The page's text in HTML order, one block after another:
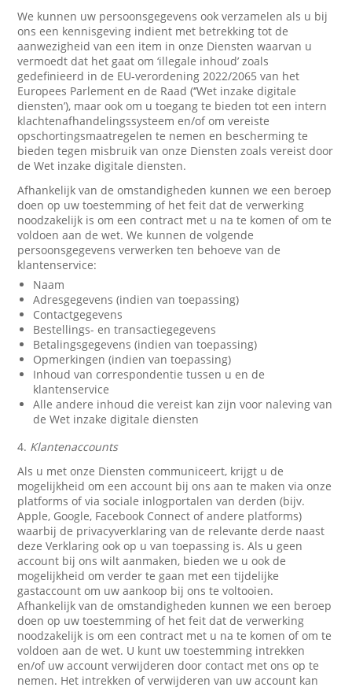
We kunnen uw persoonsgegevens ook verzamelen als u bij
ons een kennisgeving indient met betrekking tot de
aanwezigheid van een item in onze Diensten waarvan u
vermoedt dat het gaat om ‘illegale inhoud’ zoals
gedefinieerd in de EU-verordening 2022/2065 van het
Europees Parlement en de Raad (‘’Wet inzake digitale
diensten’), maar ook om u toegang te bieden tot een intern
klachtenafhandelingssysteem en/of om vereiste
opschortingsmaatregelen te nemen en bescherming te
bieden tegen misbruik van onze Diensten zoals vereist door
de Wet inzake digitale diensten.
Afhankelijk van de omstandigheden kunnen we een beroep
doen op uw toestemming of het feit dat de verwerking
noodzakelijk is om een contract met u na te komen of om te
voldoen aan de wet. We kunnen de volgende
persoonsgegevens verwerken ten behoeve van de
klantenservice:
Naam
Adresgegevens (indien van toepassing)
Contactgegevens
Bestellings- en transactiegegevens
Betalingsgegevens (indien van toepassing)
Opmerkingen (indien van toepassing)
Inhoud van correspondentie tussen u en de
klantenservice
Alle andere inhoud die vereist kan zijn voor naleving van
de Wet inzake digitale diensten
4. Klantenaccounts
Als u met onze Diensten communiceert, krijgt u de
mogelijkheid om een account bij ons aan te maken via onze
platforms of via sociale inlogportalen van derden (bijv.
Apple, Google, Facebook Connect of andere platforms)
waarbij de privacyverklaring van de relevante derde naast
deze Verklaring ook op u van toepassing is. Als u geen
account bij ons wilt aanmaken, bieden we u ook de
mogelijkheid om verder te gaan met een tijdelijke
gastaccount om uw aankoop bij ons te voltooien.
Afhankelijk van de omstandigheden kunnen we een beroep
doen op uw toestemming of het feit dat de verwerking
noodzakelijk is om een contract met u na te komen of om te
voldoen aan de wet. U kunt uw toestemming intrekken
en/of uw account verwijderen door contact met ons op te
nemen. Het intrekken of verwijderen van uw account kan